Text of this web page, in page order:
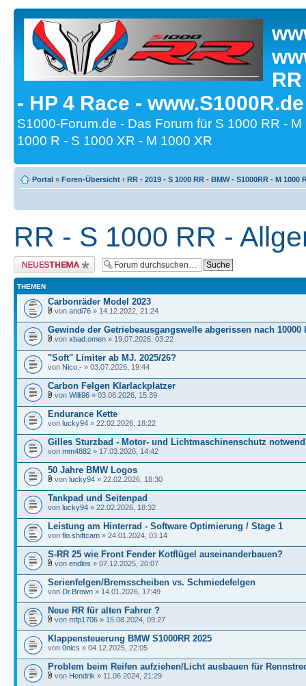
- HP 4 Race -
S1000-Forum.de - Das Forum für S 1000 RR -
1000 R - S 1000 XR - M 1000 XR
Portal » Foren-Übersicht ‹ RR - 2019 - S 1000 RR - BMW - S1000RR - M 1000
RR - S 1000 RR -
Neues Thema erstellen
THEMEN
Carbonräder Model 2023
von andi76 » 14.12.2022, 21:24
Gewinde der Getriebeausgangswelle abgerissen nach 10000
von xbad.omen » 19.07.2026, 03:22
"Soft" Limiter ab MJ. 2025/26?
von Nico.- » 03.07.2026, 19:44
Carbon Felgen Klarlackplatzer
von Willi96 » 03.06.2026, 15:39
Endurance Kette
von lucky94 » 22.02.2026, 18:22
Gilles Sturzbad - Motor- und Lichtmaschinenschutz
von mm4882 » 17.03.2026, 14:42
50 Jahre BMW Logos
von lucky94 » 22.02.2026, 18:30
Tankpad und Seitenpad
von lucky94 » 22.02.2026, 18:32
Leistung am Hinterrad - Software Optimierung / Stage 1
von flo.shiftcam » 24.01.2024, 03:14
S-RR 25 wie Front Fender Kotflügel auseinanderbauen?
von endlos » 07.12.2025, 20:07
Serienfelgen/Bremsscheiben vs. Schmiedefelgen
von Dr.Brown » 14.01.2026, 17:49
Neue RR für alten Fahrer ?
von mfp1706 » 15.08.2024, 09:27
Klappensteuerung BMW S1000RR 2025
von 0nics » 04.12.2025, 22:05
Problem beim Reifen aufziehen/Licht ausbauen für
von Hendrik » 11.06.2024, 21:29